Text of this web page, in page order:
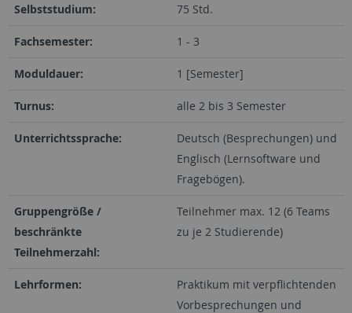
Selbststudium: 75 Std.
Fachsemester: 1 - 3
Moduldauer: 1 [Semester]
Turnus: alle 2 bis 3 Semester
Unterrichtssprache:
Deutsch (Besprechungen) und
Englisch (Lernsoftware und
Fragebögen).
Gruppengröße /
beschränkte
Teilnehmerzahl:
Teilnehmer max. 12 (6 Teams
zu je 2 Studierende)
Lehrformen:
Praktikum mit verpflichtenden
Vorbesprechungen und